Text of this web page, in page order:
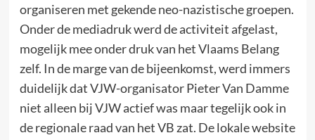
organiseren met gekende neo-nazistische groepen.
Onder de mediadruk werd de activiteit afgelast,
mogelijk mee onder druk van het Vlaams Belang
zelf. In de marge van de bijeenkomst, werd immers
duidelijk dat VJW-organisator Pieter Van Damme
niet alleen bij VJW actief was maar tegelijk ook in
de regionale raad van het VB zat. De lokale website